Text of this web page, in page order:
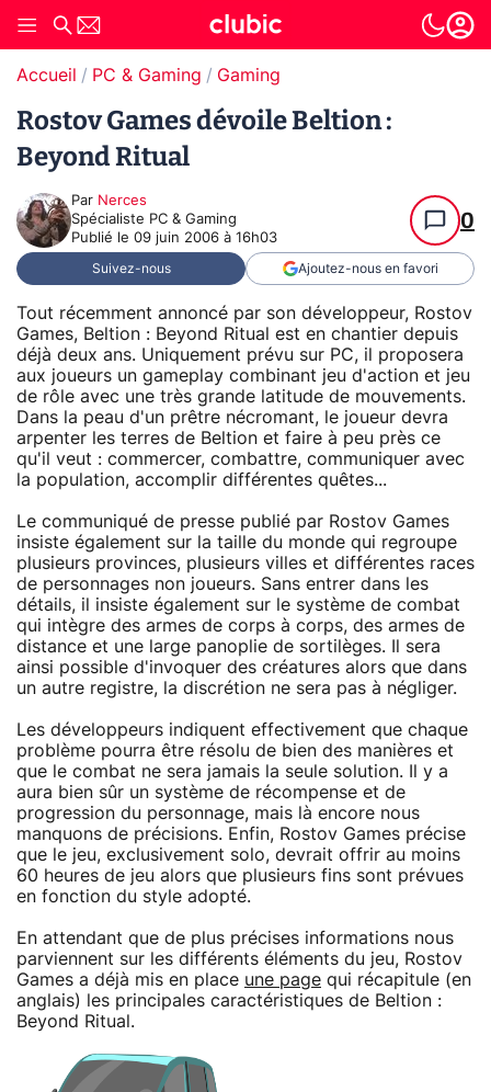
Accueil PC & Gaming Gaming
Rostov Games dévoile Beltion :
Beyond Ritual
Par Nerces
Spécialiste PC & Gaming
Publié le 09 juin 2006 à 16h03
0
Suivez-nous Ajoutez-nous en favori
Tout récemment annoncé par son développeur, Rostov
Games, Beltion : Beyond Ritual est en chantier depuis
déjà deux ans. Uniquement prévu sur PC, il proposera
aux joueurs un gameplay combinant jeu d'action et jeu
de rôle avec une très grande latitude de mouvements.
Dans la peau d'un prêtre nécromant, le joueur devra
arpenter les terres de Beltion et faire à peu près ce
qu'il veut : commercer, combattre, communiquer avec
la population, accomplir différentes quêtes...
Le communiqué de presse publié par Rostov Games
insiste également sur la taille du monde qui regroupe
plusieurs provinces, plusieurs villes et différentes races
de personnages non joueurs. Sans entrer dans les
détails, il insiste également sur le système de combat
qui intègre des armes de corps à corps, des armes de
distance et une large panoplie de sortilèges. Il sera
ainsi possible d'invoquer des créatures alors que dans
un autre registre, la discrétion ne sera pas à négliger.
Les développeurs indiquent effectivement que chaque
problème pourra être résolu de bien des manières et
que le combat ne sera jamais la seule solution. Il y a
aura bien sûr un système de récompense et de
progression du personnage, mais là encore nous
manquons de précisions. Enfin, Rostov Games précise
que le jeu, exclusivement solo, devrait offrir au moins
60 heures de jeu alors que plusieurs fins sont prévues
en fonction du style adopté.
En attendant que de plus précises informations nous
parviennent sur les différents éléments du jeu, Rostov
Games a déjà mis en place une page qui récapitule (en
anglais) les principales caractéristiques de Beltion :
Beyond Ritual.